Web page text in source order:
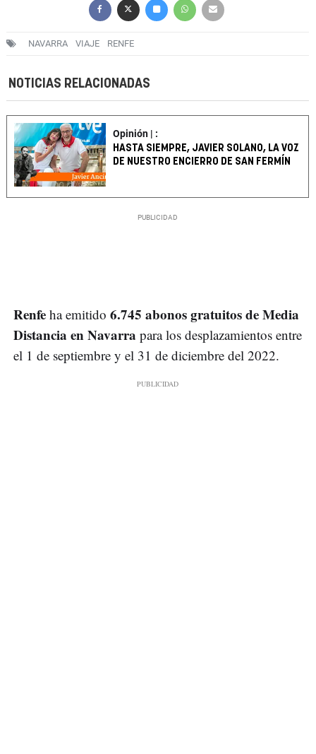
NAVARRA VIAJE RENFE
NOTICIAS RELACIONADAS
Opinión | :
HASTA SIEMPRE, JAVIER SOLANO, LA VOZ
DE NUESTRO ENCIERRO DE SAN FERMÍN
Renfe ha emitido 6.745 abonos gratuitos de Media
Distancia en Navarra para los desplazamientos entre
el 1 de septiembre y el 31 de diciembre del 2022.